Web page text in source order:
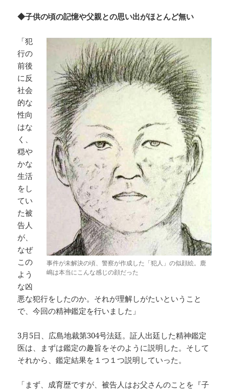
◆子供の頃の記憶や父親との思い出がほとんど無い
事件が未解決の頃、警察が作成した「犯人」の似顔絵。鹿
嶋は本当にこんな感じの顔だった
「犯
行の
前後
に反
社会
的な
性向
はな
く、
穏や
かな
生活
をし
てい
た被
告人
が、
なぜ
この
よう
な凶
悪な犯行をしたのか。それが理解しがたいということ
で、今回の精神鑑定を行いました」
3月5日、広島地裁第304号法廷。証人出廷した精神鑑定
医は、まずは鑑定の趣旨をそのように説明した。そして
それから、鑑定結果を１つ１つ説明していった。
「まず、成育歴ですが、被告人はお父さんのことを『子